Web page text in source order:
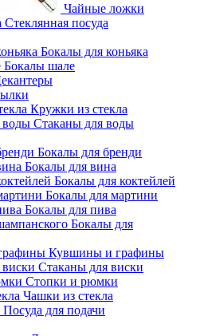
Чайные ложки
Стеклянная посуда
Бокалы для коньяка
Бокалы шале
Кружки из стекла
Стаканы для воды
Бокалы для бренди
Бокалы для вина
Бокалы для коктейлей
Бокалы для мартини
Бокалы для пива
Бокалы для
Кувшины и графины
Стаканы для виски
Стопки и рюмки
Чашки из стекла
Посуда для подачи